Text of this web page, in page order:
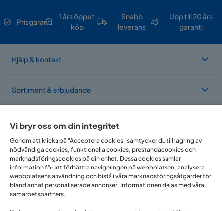
Prisgaranti
1 års öppet
köp
Snabb
leverans
Upp till 20 års
garanti
Hjälp & kontakt
Sortiment & erbjudande
Vi finns i flera länder
Vi bryr oss om din integritet
Genom att klicka på "Acceptera cookies" samtycker du till lagring av
nödvändiga cookies, funktionella cookies, prestandacookies och
marknadsföringscookies på din enhet. Dessa cookies samlar
information för att förbättra navigeringen på webbplatsen, analysera
webbplatsens användning och bistå i våra marknadsföringsåtgärder för
bland annat personaliserade annonser. Informationen delas med våra
samarbetspartners.